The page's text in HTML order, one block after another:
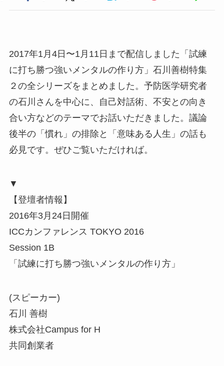
2017年1月4日〜1月11日まで配信しました「試練
に打ち勝つ強いメンタルの作り方」石川善樹特集
２の全シリーズをまとめました。予防医学研究者
の石川さんを中心に、自己対話術、不安との向き
合い方などのテーマでお話いただきました。議論
後半の「慣れ」の排除と「意味ある人生」の話も
必見です。ぜひご覧いただければ。
▼
【登壇者情報】
2016年3月24日開催
ICCカンファレンス TOKYO 2016
Session 1B
「試練に打ち勝つ強いメンタルの作り方」
(スピーカー)
石川 善樹
株式会社Campus for H
共同創業者